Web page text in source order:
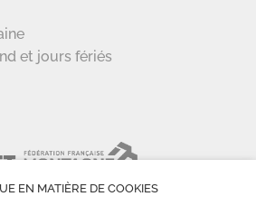
et jours fériés
EN MATIÈRE DE COOKIES